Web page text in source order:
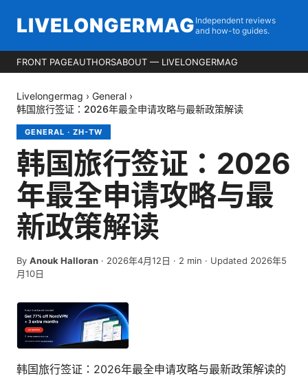
LIVELONGERMAG Independent reviews
and how-to guides.
FRONT PAGEAUTHORSABOUT — LIVELONGERMAG
Livelongermag › General ›
韩国旅行签证：2026年最全申请攻略与最新政策解读
GENERAL · ZH-TW
韩国旅行签证：2026
年最全申请攻略与最
新政策解读
By Anouk Halloran · 2026年4月12日 · 2 min · Updated 2026年5
月10日
韩国旅行签证：2026年最全申请攻略与最新政策解读的